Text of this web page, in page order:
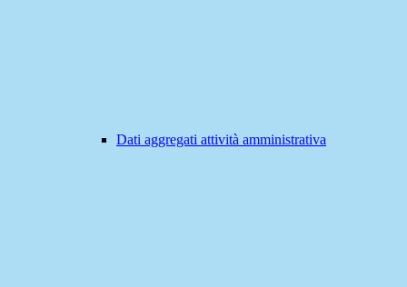
Dati aggregati attività amministrativa